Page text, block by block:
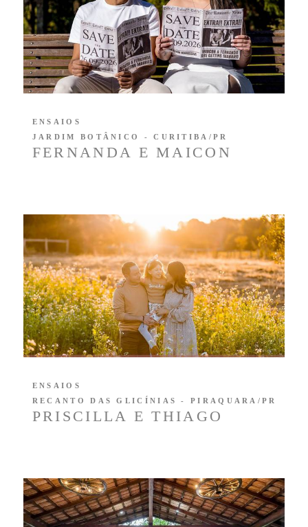
FERNANDA E MAICON
ENSAIOS
JARDIM BOTÂNICO - CURITIBA/PR
PRISCILLA E THIAGO
ENSAIOS
RECANTO DAS GLICÍNIAS - PIRAQUARA/PR